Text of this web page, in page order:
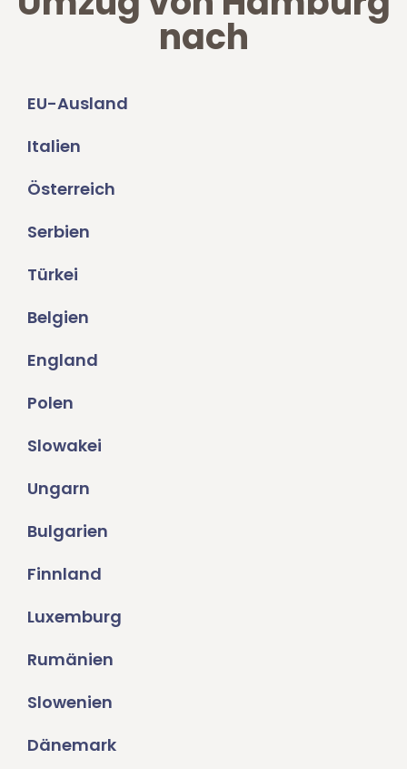
nach
EU-Ausland
Italien
Österreich
Serbien
Türkei
Belgien
England
Polen
Slowakei
Ungarn
Bulgarien
Finnland
Luxemburg
Rumänien
Slowenien
Dänemark